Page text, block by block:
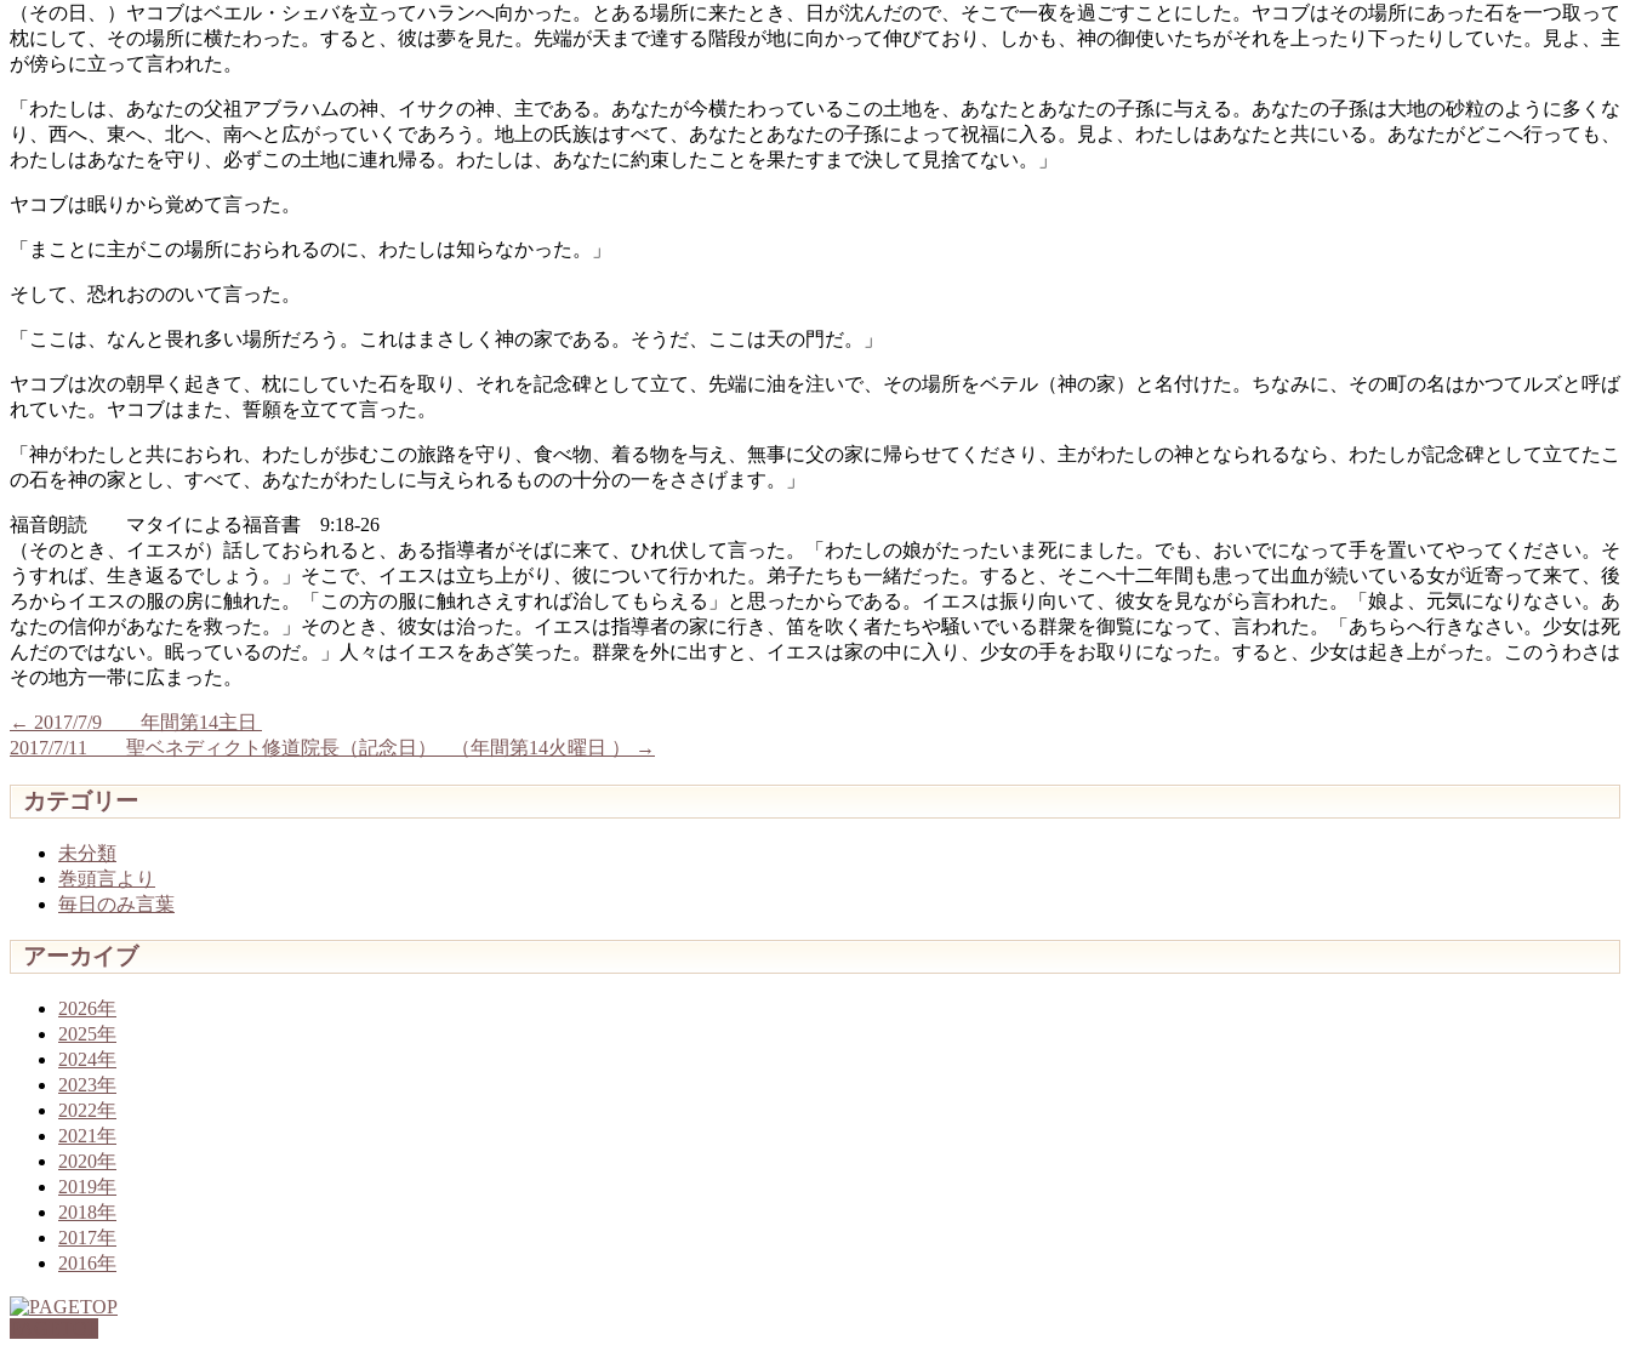
（その日、）ヤコブはベエル・シェバを立ってハランへ向かった。とある場所に来たとき、日が沈んだので、そこで一夜を過ごすことにした。ヤコブはその場所にあった石を一つ取って
枕にして、その場所に横たわった。すると、彼は夢を見た。先端が天まで達する階段が地に向かって伸びており、しかも、神の御使いたちがそれを上ったり下ったりしていた。見よ、主
が傍らに立って言われた。
「わたしは、あなたの父祖アブラハムの神、イサクの神、主である。あなたが今横たわっているこの土地を、あなたとあなたの子孫に与える。あなたの子孫は大地の砂粒のように多くな
り、西へ、東へ、北へ、南へと広がっていくであろう。地上の氏族はすべて、あなたとあなたの子孫によって祝福に入る。見よ、わたしはあなたと共にいる。あなたがどこへ行っても、
わたしはあなたを守り、必ずこの土地に連れ帰る。わたしは、あなたに約束したことを果たすまで決して見捨てない。」
ヤコブは眠りから覚めて言った。
「まことに主がこの場所におられるのに、わたしは知らなかった。」
そして、恐れおののいて言った。
「ここは、なんと畏れ多い場所だろう。これはまさしく神の家である。そうだ、ここは天の門だ。」
ヤコブは次の朝早く起きて、枕にしていた石を取り、それを記念碑として立て、先端に油を注いで、その場所をベテル（神の家）と名付けた。ちなみに、その町の名はかつてルズと呼ば
れていた。ヤコブはまた、誓願を立てて言った。
「神がわたしと共におられ、わたしが歩むこの旅路を守り、食べ物、着る物を与え、無事に父の家に帰らせてくださり、主がわたしの神となられるなら、わたしが記念碑として立てたこ
の石を神の家とし、すべて、あなたがわたしに与えられるものの十分の一をささげます。」
福音朗読 マタイによる福音書 9:18-26
（そのとき、イエスが）話しておられると、ある指導者がそばに来て、ひれ伏して言った。「わたしの娘がたったいま死にました。でも、おいでになって手を置いてやってください。そ
うすれば、生き返るでしょう。」そこで、イエスは立ち上がり、彼について行かれた。弟子たちも一緒だった。すると、そこへ十二年間も患って出血が続いている女が近寄って来て、後
ろからイエスの服の房に触れた。「この方の服に触れさえすれば治してもらえる」と思ったからである。イエスは振り向いて、彼女を見ながら言われた。「娘よ、元気になりなさい。あ
なたの信仰があなたを救った。」そのとき、彼女は治った。イエスは指導者の家に行き、笛を吹く者たちや騒いでいる群衆を御覧になって、言われた。「あちらへ行きなさい。少女は死
んだのではない。眠っているのだ。」人々はイエスをあざ笑った。群衆を外に出すと、イエスは家の中に入り、少女の手をお取りになった。すると、少女は起き上がった。このうわさは
その地方一帯に広まった。
← 2017/7/9 年間第14主日
2017/7/11 聖ベネディクト修道院長（記念日） （年間第14火曜日 ）
→
カテゴリー
未分類
巻頭言より
毎日のみ言葉
アーカイブ
2026年
2025年
2024年
2023年
2022年
2021年
2020年
2019年
2018年
2017年
2016年